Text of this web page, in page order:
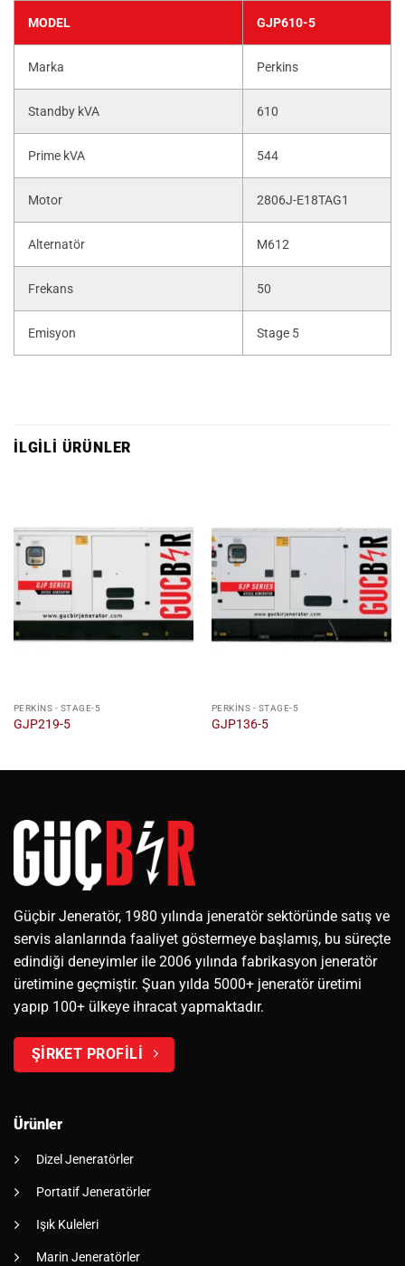
MODEL GJP610-5
Marka Perkins
Standby kVA 610
Prime kVA 544
Motor 2806J-E18TAG1
Alternatör M612
Frekans 50
Emisyon Stage 5
İLGILI ÜRÜNLER
PERKINS - STAGE-5
GJP219-5
PERKINS - STAGE-5
GJP136-5
Güçbir Jeneratör, 1980 yılında jeneratör sektöründe satış ve
servis alanlarında faaliyet göstermeye başlamış, bu süreçte
edindiği deneyimler ile 2006 yılında fabrikasyon jeneratör
üretimine geçmiştir. Şuan yılda 5000+ jeneratör üretimi
yapıp 100+ ülkeye ihracat yapmaktadır.
ŞİRKET PROFİLİ
Ürünler
Dizel Jeneratörler
Portatif Jeneratörler
Işık Kuleleri
Marin Jeneratörler